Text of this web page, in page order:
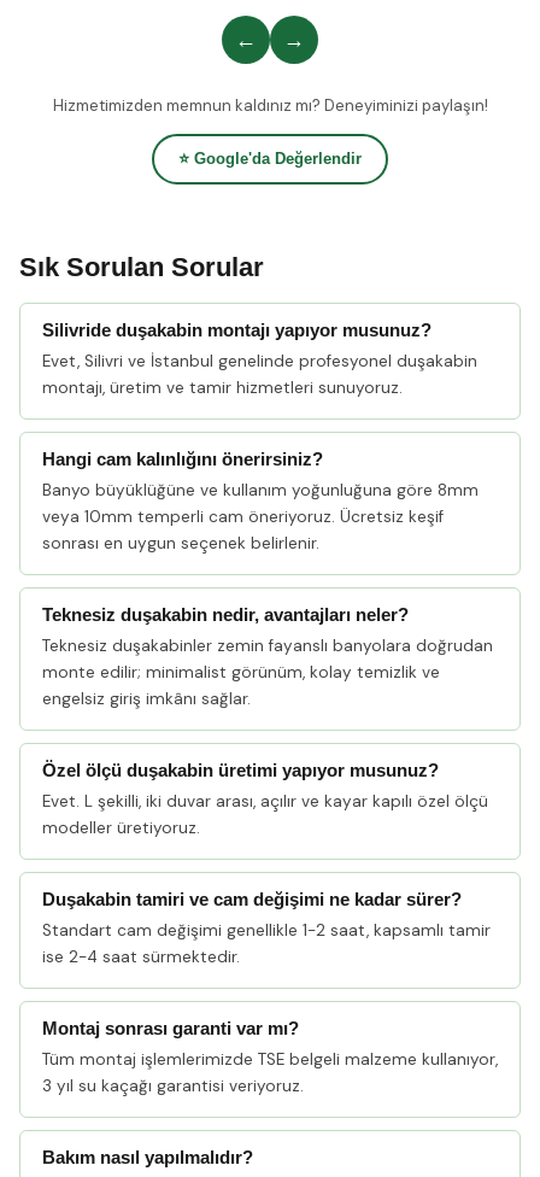
← →
Hizmetimizden memnun kaldınız mı? Deneyiminizi paylaşın!
⭐ Google'da Değerlendir
Sık Sorulan Sorular
Silivride duşakabin montajı yapıyor musunuz?
Evet, Silivri ve İstanbul genelinde profesyonel duşakabin
montajı, üretim ve tamir hizmetleri sunuyoruz.
Hangi cam kalınlığını önerirsiniz?
Banyo büyüklüğüne ve kullanım yoğunluğuna göre 8mm
veya 10mm temperli cam öneriyoruz. Ücretsiz keşif
sonrası en uygun seçenek belirlenir.
Teknesiz duşakabin nedir, avantajları neler?
Teknesiz duşakabinler zemin fayanslı banyolara doğrudan
monte edilir; minimalist görünüm, kolay temizlik ve
engelsiz giriş imkânı sağlar.
Özel ölçü duşakabin üretimi yapıyor musunuz?
Evet. L şekilli, iki duvar arası, açılır ve kayar kapılı özel ölçü
modeller üretiyoruz.
Duşakabin tamiri ve cam değişimi ne kadar sürer?
Standart cam değişimi genellikle 1-2 saat, kapsamlı tamir
ise 2-4 saat sürmektedir.
Montaj sonrası garanti var mı?
Tüm montaj işlemlerimizde TSE belgeli malzeme kullanıyor,
3 yıl su kaçağı garantisi veriyoruz.
Bakım nasıl yapılmalıdır?